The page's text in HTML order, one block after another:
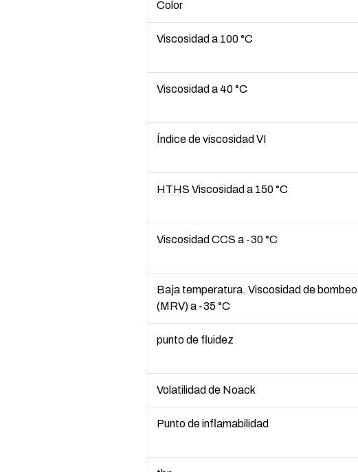
Color
Viscosidad a 100 °C
Viscosidad a 40 °C
Índice de viscosidad VI
HTHS Viscosidad a 150 °C
Viscosidad CCS a -30 °C
Baja temperatura. Viscosidad de bombeo
(MRV) a -35 °C
punto de fluidez
Volatilidad de Noack
Punto de inflamabilidad